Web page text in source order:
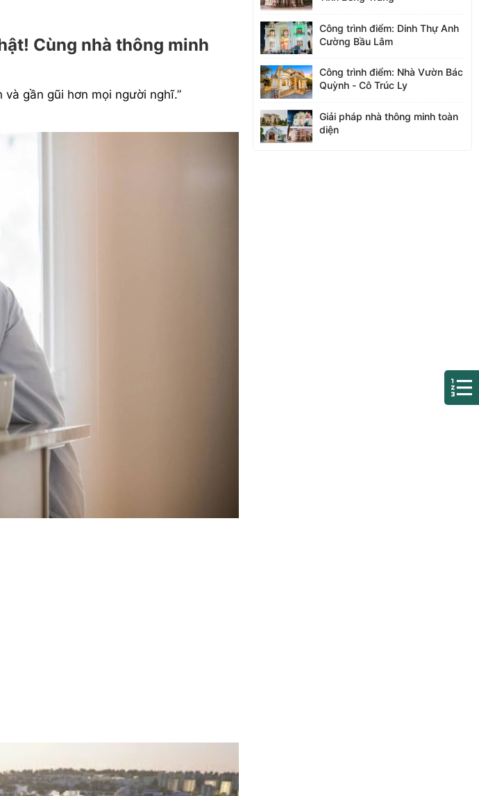
Cùng nhà thông minh
gần gũi hơn mọi người nghĩ.”
Công trình điểm: Dinh Thự Anh
Cường Bầu Lâm
Công trình điểm: Nhà Vườn Bác
Quỳnh - Cô Trúc Ly
Giải pháp nhà thông minh toàn
diện